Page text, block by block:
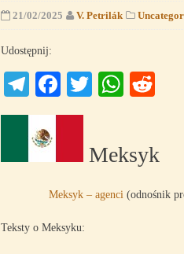
21/02/2025 V. Petrilák
Udostępnij:
Telegram
Facebook
Twitter
Meksyk
Meksyk – agenci(odnośnik
Teksty o Meksyku: